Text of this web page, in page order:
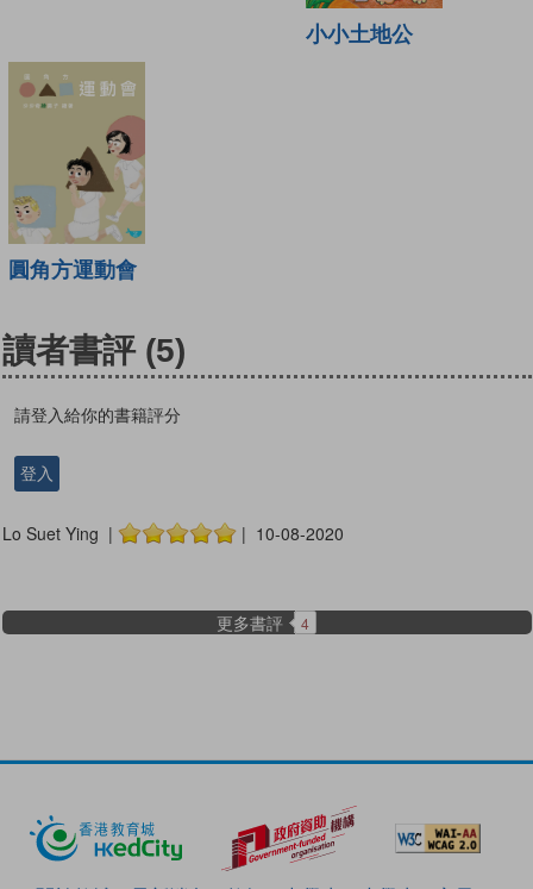
小小土地公
圓角方運動會
讀者書評 (5)
請登入給你的書籍評分
登入
Lo Suet Ying | | 10-08-2020
更多書評 4